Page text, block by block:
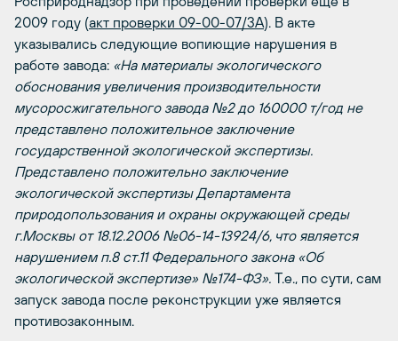
2009 году (акт проверки 09-00-07/3А). В акте
указывались следующие вопиющие нарушения в
работе завода: «На материалы экологического
обоснования увеличения производительности
мусоросжигательного завода №2 до 160000 т/год не
представлено положительное заключение
государственной экологической экспертизы.
Представлено положительно заключение
экологической экспертизы Департамента
природопользования и охраны окружающей среды
г.Москвы от 18.12.2006 №06-14-13924/6, что является
нарушением п.8 ст.11 Федерального закона «Об
экологической экспертизе» №174-ФЗ». Т.е., по сути, сам
запуск завода после реконструкции уже является
противозаконным.